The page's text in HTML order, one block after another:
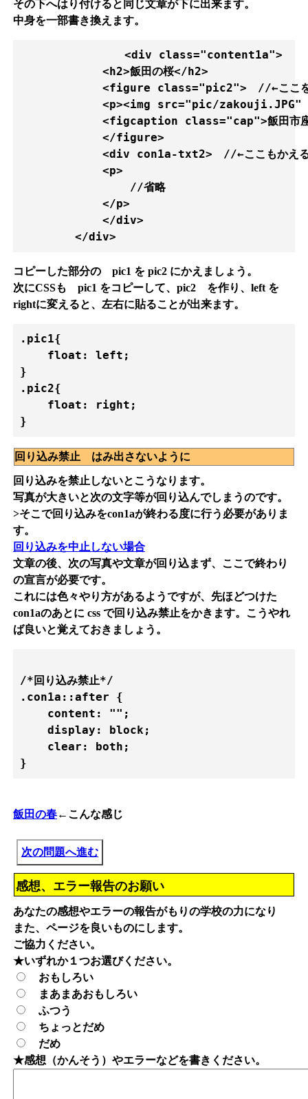
その下へはり付けると同じ文章が下に出来ます。
中身を一部書き換えます。
<div class="content1a">
            <h2>飯田の桜</h2>
<figure class="pic2">　//←ここ
<p><img src="pic/zakouji.JPG"
<figcaption class="cap">飯田市
            </figure>
<div con1a-txt2>　//←ここもかえ
            <p>
//省略
            </p>
            </div>
        </div>
コピーした部分の pic1 を pic2 にかえましょう。
次にCSSも pic1 をコピーして、pic2 を作り、left を
rightに変えると、左右に貼ることが出来ます。
.pic1{
    float: left;
}
.pic2{
    float: right;
}
回り込み禁止 はみ出さないように
回り込みを禁止しないとこうなります。
写真が大きいと次の文字等が回り込んでしまうのです。
>そこで回り込みをcon1aが終わる度に行う必要がありま
す。
回り込みを中止しない場合
文章の後、次の写真や文章が回り込まず、ここで終わり
の宣言が必要です。
これには色々やり方があるようですが、先ほどつけた
con1aのあとに css で回り込み禁止をかきます。こうやれ
ば良いと覚えておきましょう。
/*回り込み禁止*/
.con1a::after {
    content: "";
    display: block;
    clear: both;
}
飯田の春←こんな感じ
次の問題へ進む
感想、エラー報告のお願い
あなたの感想やエラーの報告がもりの学校の力になり
また、ページを良いものにします。
ご協力ください。
★いずれか１つお選びください。
おもしろい
まあまあおもしろい
ふつう
ちょっとだめ
だめ
★感想（かんそう）やエラーなどを書きください。